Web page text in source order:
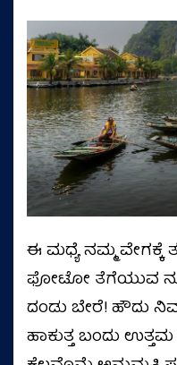
ಈ ಮಧ್ಯೆ ನಮ್ಮ ವೇಗಕ್ಕೆ
ಫೋಟೋ ತೆಗೆಯುವ
ದಂಡು ಬೇರೆ! ಹೌದು
ಹಾಕುತ್ತ ಬಂದು